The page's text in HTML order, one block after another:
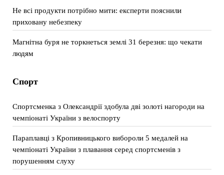
Не всі продукти потрібно мити: експерти пояснили
приховану небезпеку
Магнітна буря не торкнеться землі 31 березня: що чекати
людям
Спорт
Спортсменка з Олександрії здобула дві золоті нагороди на
чемпіонаті України з велоспорту
Параплавці з Кропивницького вибороли 5 медалей на
чемпіонаті України з плавання серед спортсменів з
порушенням слуху